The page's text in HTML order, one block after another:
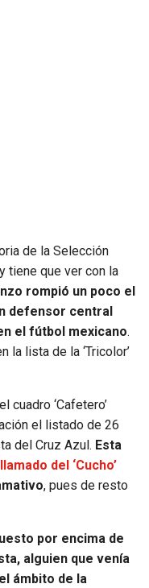
de la Selección
tiene que ver con la
rompió un poco el
defensor central
el fútbol mexicano.
la lista de la ‘Tricolor’
cuadro ‘Cafetero’
el listado de 26
del Cruz Azul. Esta
del ‘Cucho’
, pues de resto
por encima de
alguien que venía
ámbito de la